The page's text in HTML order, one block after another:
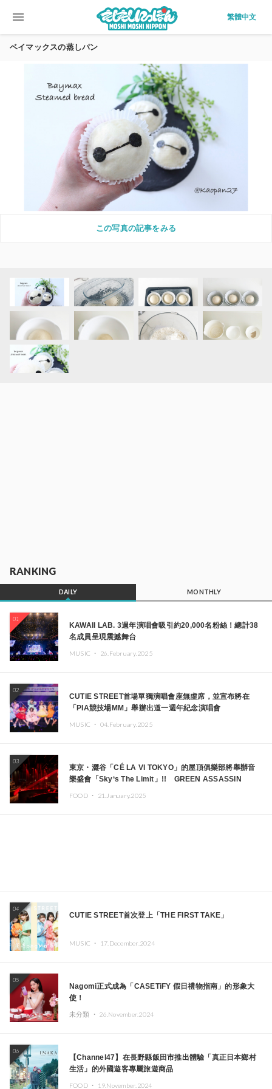
menu 繁體中文
ベイマックスの蒸しパン
この写真の記事をみる
RANKING
DAILY MONTHLY
01
KAWAII LAB. 3週年演唱會吸引約20,000名粉絲！總計38
名成員呈現震撼舞台
MUSIC ・ 26.February.2025
02
CUTIE STREET首場單獨演唱會座無虛席，並宣布將在
「PIA競技場MM」舉辦出道一週年紀念演唱會
MUSIC ・ 04.February.2025
03
東京・澀谷「CÉ LA VI TOKYO」的屋頂俱樂部將舉辦音
樂盛會「Sky‘s The Limit」!! GREEN ASSASSIN
本頂尖DJ及創作者齊聚一堂
FOOD ・ 21.January.2025
04
CUTIE STREET首次登上「THE FIRST TAKE」
MUSIC ・ 17.December.2024
05
Nagomi正式成為「CASETiFY 假日禮物指南」的形象大
使！
未分類 ・ 26.November.2024
06
【Channel47】在長野縣飯田市推出體驗「真正日本鄉村
生活」的外國遊客專屬旅遊商品
FOOD ・ 19.November.2024